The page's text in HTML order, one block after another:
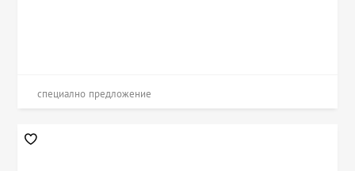
специално предложение